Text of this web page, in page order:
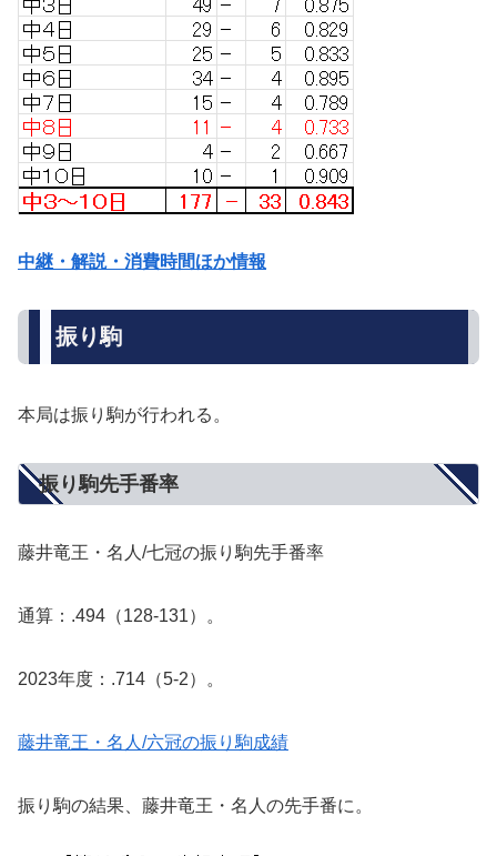
中継・解説・消費時間ほか情報
振り駒
本局は振り駒が行われる。
振り駒先手番率
藤井竜王・名人/七冠の振り駒先手番率
通算：.494（128-131）。
2023年度：.714（5-2）。
藤井竜王・名人/六冠の振り駒成績
振り駒の結果、藤井竜王・名人の先手番に。